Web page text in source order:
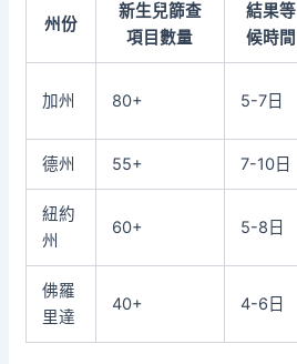
州份
新生兒篩查
項目數量
結果等
候時間
加州 80+ 5-7日
德州 55+ 7-10日
紐約
州
60+ 5-8日
佛羅
里達
40+ 4-6日